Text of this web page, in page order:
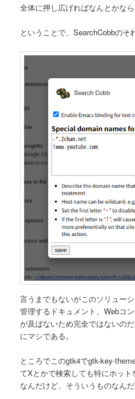
全体に押し広げればなんとかなら
ということで、SearchCobbのそ
言うまでもないがこのソリュー
管理するドキュメント、Webコ
が及ばないため完全ではないの
にマシである。
ところでこのgtk4でgtk-key-
てXとかで検索しても特にホッ
なんだけど、そういうものなん